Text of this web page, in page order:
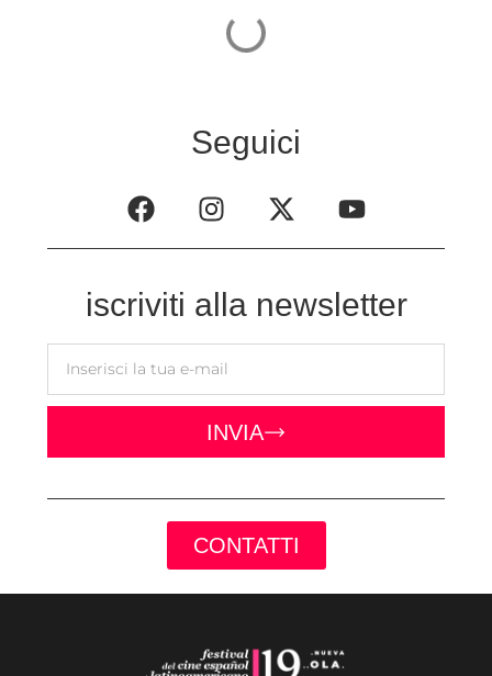
Seguici
iscriviti alla newsletter
INVIA
CONTATTI